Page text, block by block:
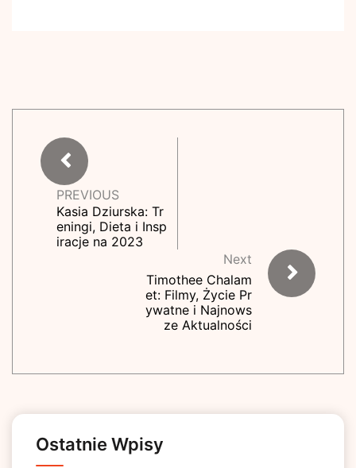
PREVIOUS
Kasia Dziurska: Tr
eningi, Dieta i Insp
iracje na 2023
Next
Timothee Chalam
et: Filmy, Życie Pr
ywatne i Najnows
ze Aktualności
Ostatnie Wpisy